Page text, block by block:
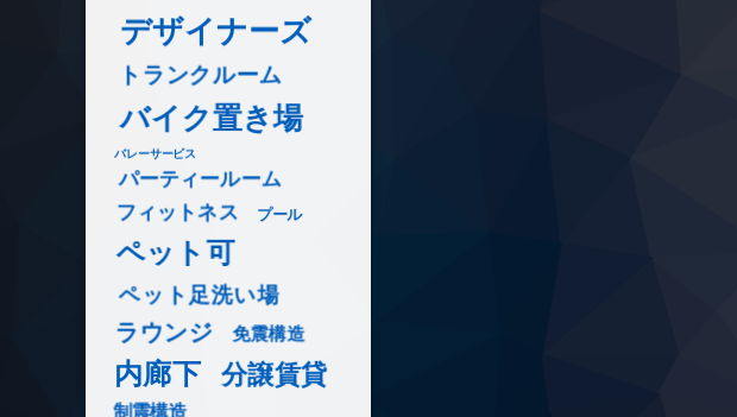
デザイナーズ
トランクルーム
バイク置き場
バレーサービス
パーティールーム
フィットネス プール
ペット可
ペット足洗い場
ラウンジ 免震構造
内廊下 分譲賃貸
制震構造